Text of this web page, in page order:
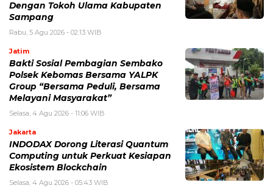
Dengan Tokoh Ulama Kabupaten
Sampang
Rabu, 5 Agu 2026 - 02:13 WIB
Jatim
Bakti Sosial Pembagian Sembako
Polsek Kebomas Bersama YALPK
Group “Bersama Peduli, Bersama
Melayani Masyarakat”
Selasa, 4 Agu 2026 - 11:06 WIB
Jakarta
INDODAX Dorong Literasi Quantum
Computing untuk Perkuat Kesiapan
Ekosistem Blockchain
Selasa, 4 Agu 2026 - 05:43 WIB